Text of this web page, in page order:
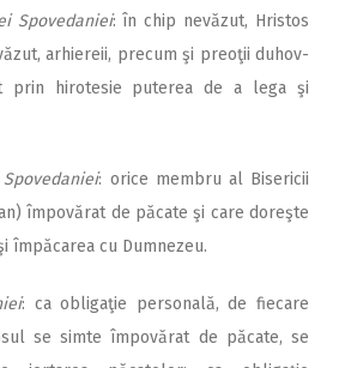
Spo­ve­da­niei: în chip nevăzut, Hristos
ar­hi­e­reii, precum şi preoţii du­hov­
prin hirotesie puterea de a lega şi
: orice membru al Bisericii
îm­po­vă­rat de păcate şi care doreşte
împăcarea cu Dumnezeu.
: ca o­bli­gaţie personală, de fiecare
se simte îm­povărat de păcate, se